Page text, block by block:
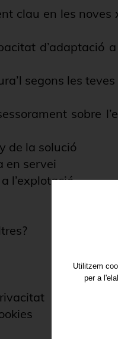
clau en les noves
d’adaptació
segons les
sobre
de la solució
en servei
l’explotació
Utilitzem
per a